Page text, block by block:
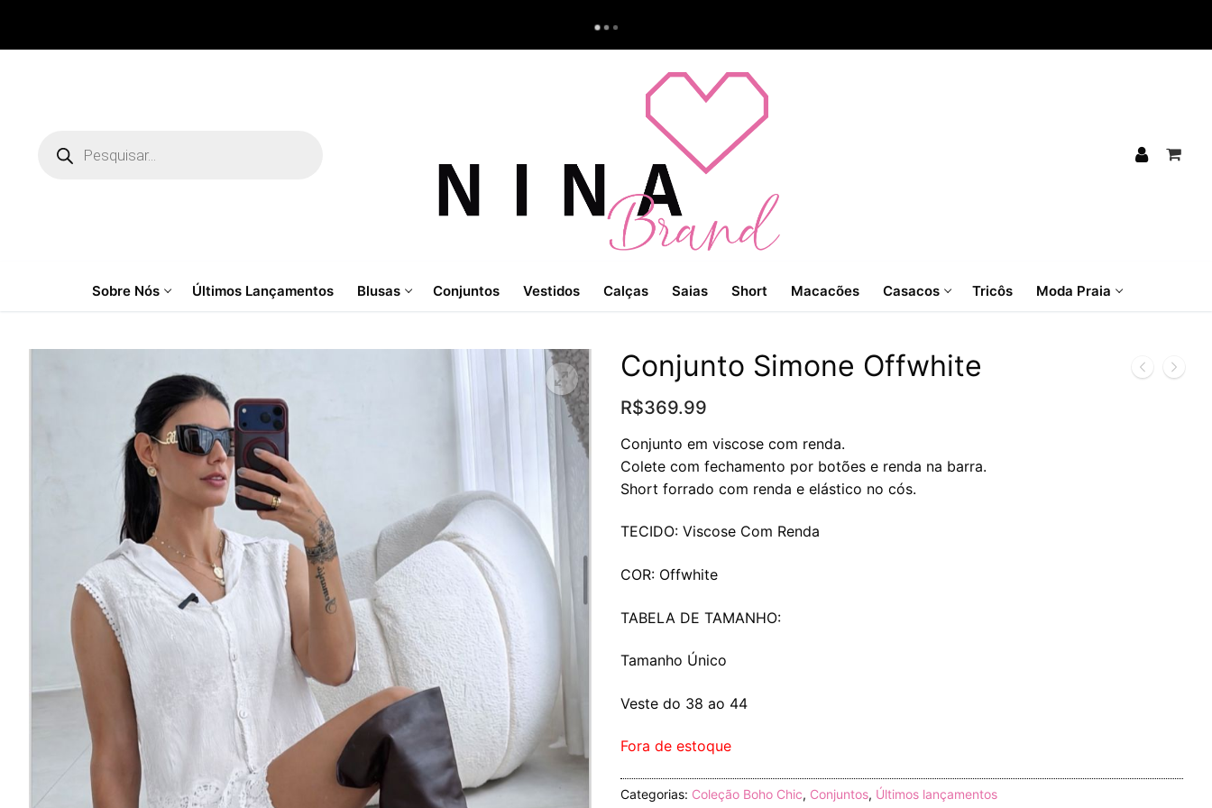
produtos
Sobre Nós Últimos Lançamentos Blusas Conjuntos Vestidos Calças Saias Short Macacões Casacos Tricôs Moda Praia
Conjunto Simone Offwhite
R$369.99
Conjunto em viscose com renda.
Colete com fechamento por botões e renda na barra.
Short forrado com renda e elástico no cós.
TECIDO: Viscose Com Renda
COR: Offwhite
TABELA DE TAMANHO:
Tamanho Único
Veste do 38 ao 44
Fora de estoque
Categorias: Coleção Boho Chic, Conjuntos, Últimos lançamentos